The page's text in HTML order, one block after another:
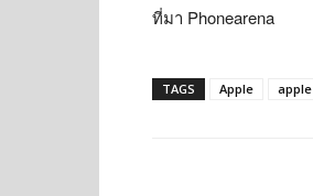
ที่มา Phonearena
TAGS Apple